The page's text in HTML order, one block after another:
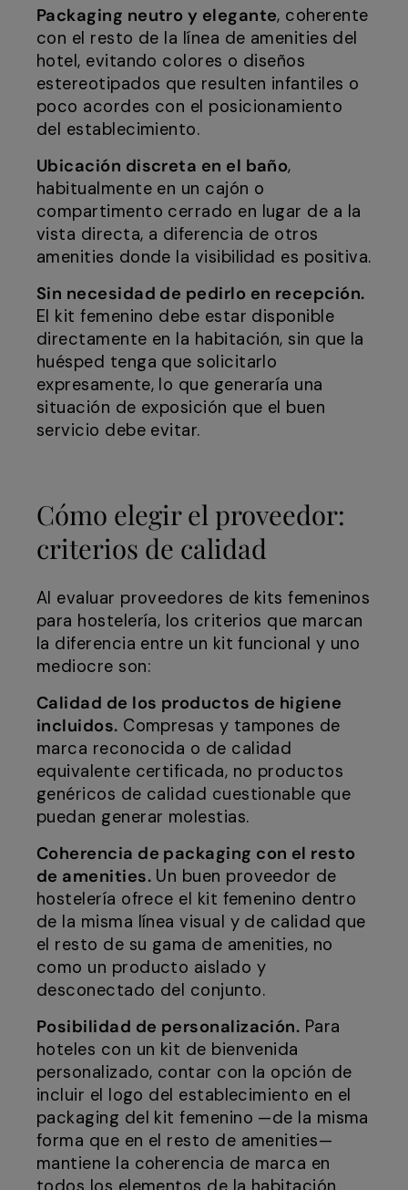
Packaging neutro y elegante, coherente
con el resto de la línea de amenities del
hotel, evitando colores o diseños
estereotipados que resulten infantiles o
poco acordes con el posicionamiento
del establecimiento.
Ubicación discreta en el baño,
habitualmente en un cajón o
compartimento cerrado en lugar de a la
vista directa, a diferencia de otros
amenities donde la visibilidad es positiva.
Sin necesidad de pedirlo en recepción.
El kit femenino debe estar disponible
directamente en la habitación, sin que la
huésped tenga que solicitarlo
expresamente, lo que generaría una
situación de exposición que el buen
servicio debe evitar.
Cómo elegir el proveedor:
criterios de calidad
Al evaluar proveedores de kits femeninos
para hostelería, los criterios que marcan
la diferencia entre un kit funcional y uno
mediocre son:
Calidad de los productos de higiene
incluidos. Compresas y tampones de
marca reconocida o de calidad
equivalente certificada, no productos
genéricos de calidad cuestionable que
puedan generar molestias.
Coherencia de packaging con el resto
de amenities.Un buen proveedor de
hostelería ofrece el kit femenino dentro
de la misma línea visual y de calidad que
el resto de su gama de amenities, no
como un producto aislado y
desconectado del conjunto.
Posibilidad de personalización. Para
hoteles con un kit de bienvenida
personalizado, contar con la opción de
incluir el logo del establecimiento en el
packaging del kit femenino —de la misma
forma que en el resto de amenities—
mantiene la coherencia de marca en